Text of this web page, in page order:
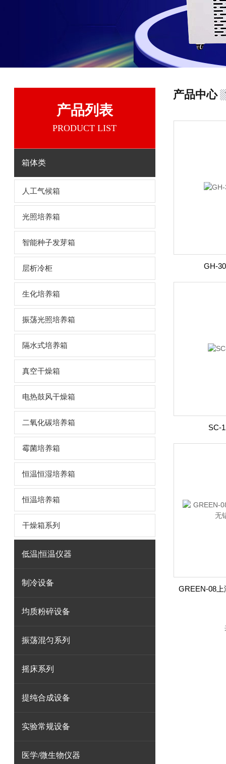
产品列表
PRODUCT LIST
箱体类
人工气候箱
光照培养箱
智能种子发芽箱
层析冷柜
生化培养箱
振荡光照培养箱
隔水式培养箱
真空干燥箱
电热鼓风干燥箱
二氧化碳培养箱
霉菌培养箱
恒温恒湿培养箱
恒温培养箱
干燥箱系列
低温|恒温仪器
制冷设备
均质粉碎设备
振荡混匀系列
摇床系列
提纯合成设备
实验常规设备
医学/微生物仪器
产品中心
GH-
SC-